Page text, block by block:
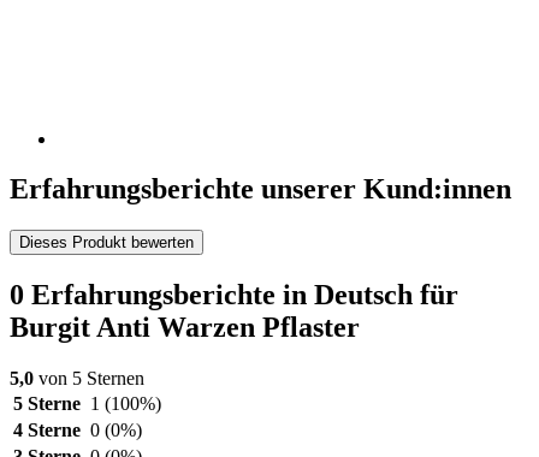
Erfahrungsberichte unserer Kund:innen
Dieses Produkt bewerten
0 Erfahrungsberichte in Deutsch für
Burgit Anti Warzen Pflaster
5,0 von 5 Sternen
5 Sterne 1 (100%)
4 Sterne 0 (0%)